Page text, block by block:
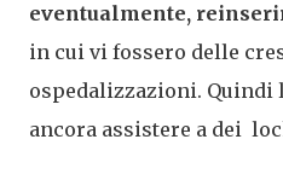
eventualmente,
in cui vi fossero delle
ospedalizzazioni. Quindi
ancora assistere a dei